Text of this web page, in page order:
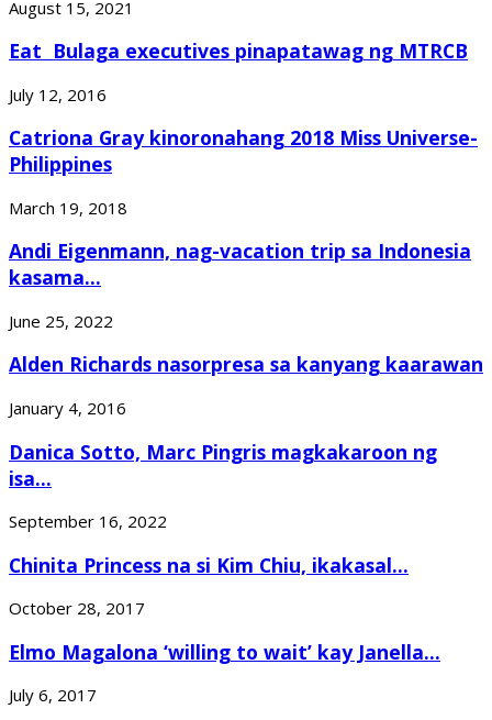
August 15, 2021
Eat Bulaga executives pinapatawag ng MTRCB
July 12, 2016
Catriona Gray kinoronahang 2018 Miss Universe-
Philippines
March 19, 2018
Andi Eigenmann, nag-vacation trip sa Indonesia
kasama...
June 25, 2022
Alden Richards nasorpresa sa kanyang kaarawan
January 4, 2016
Danica Sotto, Marc Pingris magkakaroon ng
isa...
September 16, 2022
Chinita Princess na si Kim Chiu, ikakasal...
October 28, 2017
Elmo Magalona ‘willing to wait’ kay Janella...
July 6, 2017